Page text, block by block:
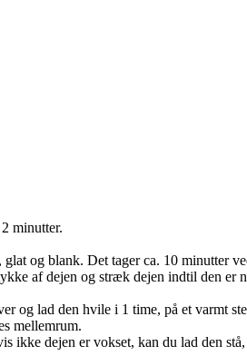
minutter.
og blank. Det tager ca. 10 minutter
af dejen og stræk dejen indtil den
og lad den hvile i 1 time, på et varmt
mellemrum.
ikke dejen er vokset, kan du lad den